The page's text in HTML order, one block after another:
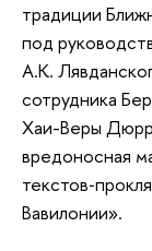
традиции
под
А.К.
сотрудника
Хаи-Веры
вредоносная
Вавилонии».